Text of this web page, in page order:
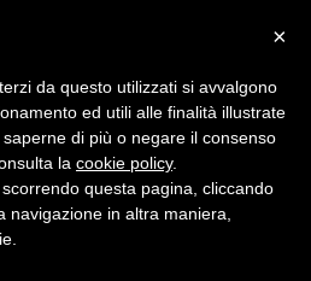
– Calici
×
da questo utilizzati si avvalgono
ed utili alle finalità illustrate
di più o negare il consenso
la cookie policy.
questa pagina, cliccando
in altra maniera,